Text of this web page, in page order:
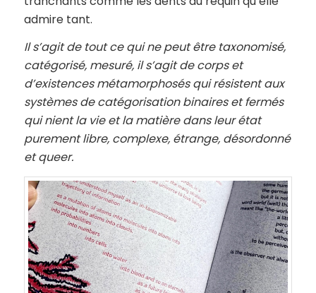
admire tant.
Il s’agit de tout ce qui ne peut être taxonomisé,
catégorisé, mesuré, il s’agit de corps et
d’existences métamorphosés qui résistent aux
systèmes de catégorisation binaires et fermés
qui nient la vie et la matière dans leur état
purement libre, complexe, étrange, désordonné
et queer.